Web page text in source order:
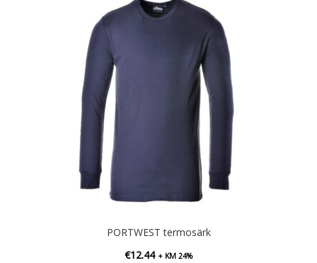
PORTWEST termosärk
€12.44 + KM 24%